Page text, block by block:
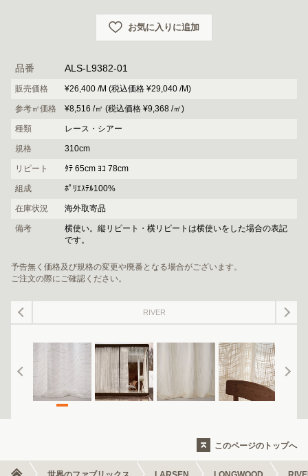
お気に入りに追加
品番 ALS-L9382-01
販売価格 ¥26,400 /M (税込価格 ¥29,040 /M)
参考㎡価格 ¥8,516 /㎡ (税込価格 ¥9,368 /㎡)
種類 レース・シアー
規格 310cm
リピート ﾀﾃ 65cm ﾖｺ 78cm
組成 ﾎﾟﾘｴｽﾃﾙ100%
在庫状況 海外取寄品
備考
横使い。縦リピート・横リピートは横使いをした場合の表記
です。
予告無く価格及び規格の変更や廃番となる場合がございます。
ご注文の際にご確認ください。
RIVER
このページのトップへ